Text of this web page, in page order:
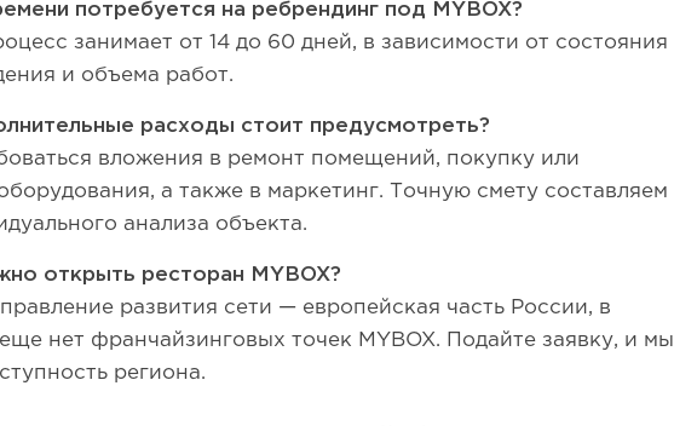
потребуется на ребрендинг под MYBOX?
занимает от 14 до 60 дней, в зависимости от состояния
и объема работ.
расходы стоит предусмотреть?
вложения в ремонт помещений, покупку или
а также в маркетинг. Точную смету составляем
анализа объекта.
открыть ресторан MYBOX?
развития сети — европейская часть России, в
еще нет франчайзинговых точек MYBOX. Подайте заявку, и мы
региона.